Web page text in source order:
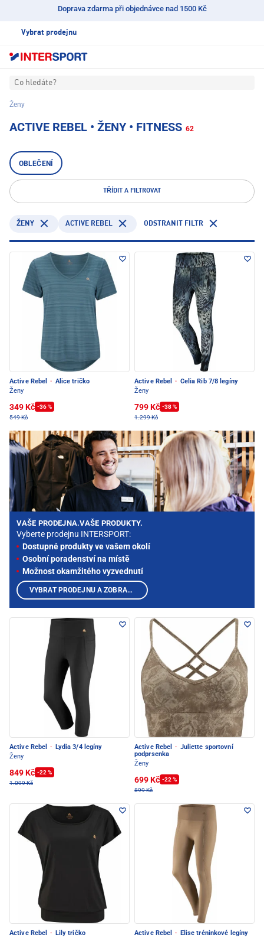
Doprava zdarma při objednávce nad 1500 Kč
Vybrat prodejnu
Co hledáte?
Ženy
ACTIVE REBEL • ŽENY • FITNESS 62
OBLEČENÍ
TŘÍDIT A FILTROVAT
ŽENY ACTIVE REBEL ODSTRANIT FILTR
Active Rebel · Alice tričko
Ženy
349 Kč -36 %
549 Kč
Active Rebel · Celia Rib 7/8 legíny
Ženy
799 Kč -38 %
1.299 Kč
Active Rebel ·
Lydia 3/4 legíny
Ženy
849 Kč -22 %
1.099 Kč
Active Rebel · Juliette sportovní
podprsenka
Ženy
699 Kč -22 %
899 Kč
Active Rebel ·
Lily tričko
Active Rebel ·
Elise tréninkové legíny
VAŠE PRODEJNA.VAŠE PRODUKTY.
Vyberte prodejnu INTERSPORT:
Dostupné produkty ve vašem okolí
Osobní poradenství na místě
Možnost okamžitého vyzvednutí
VYBRAT PRODEJNU A ZOBRAZIT PRODUKTY